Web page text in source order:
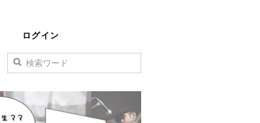
ログイン